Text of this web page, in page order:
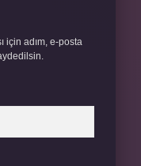
için adım, e-posta